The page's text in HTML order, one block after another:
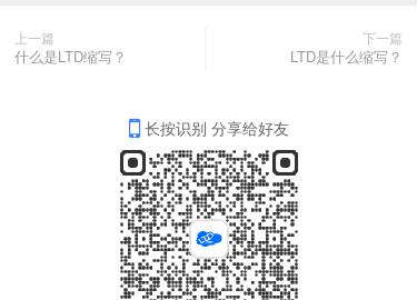
上一篇
什么是LTD缩写？
下一篇
LTD是什么缩写？
长按识别 分享给好友